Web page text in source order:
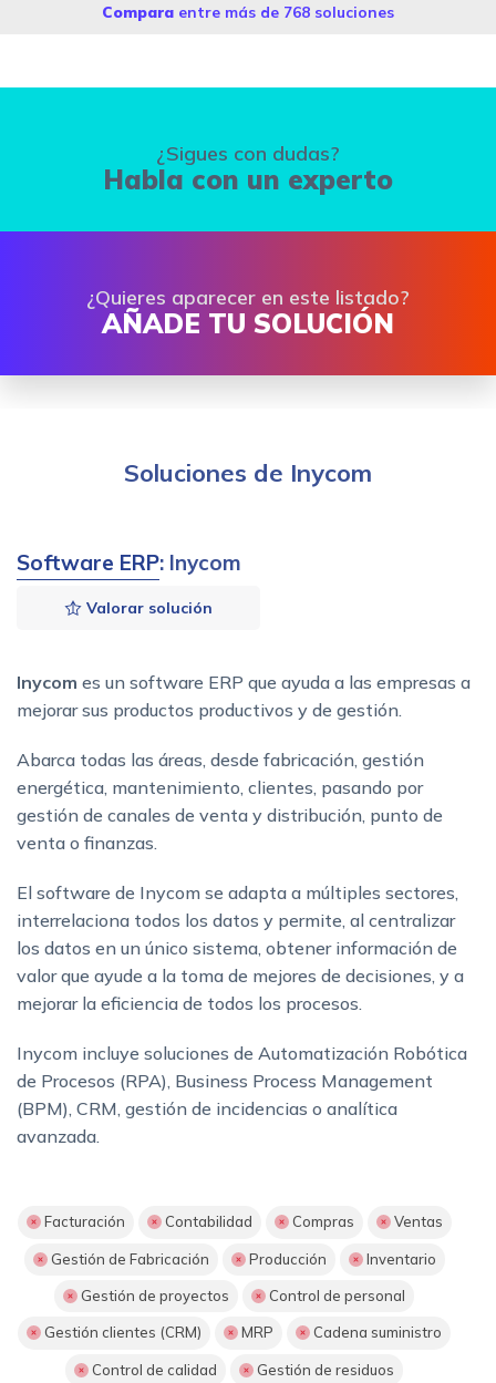
Compara entre más de 768 soluciones
¿Sigues con dudas?
Habla con un experto
¿Quieres aparecer en este listado?
AÑADE TU SOLUCIÓN
Soluciones de Inycom
Software ERP: Inycom
Valorar solución
Inycom es un software ERP que ayuda a las empresas a
mejorar sus productos productivos y de gestión.
Abarca todas las áreas, desde fabricación, gestión
energética, mantenimiento, clientes, pasando por
gestión de canales de venta y distribución, punto de
venta o finanzas.
El software de Inycom se adapta a múltiples sectores,
interrelaciona todos los datos y permite, al centralizar
los datos en un único sistema, obtener información de
valor que ayude a la toma de mejores de decisiones, y a
mejorar la eficiencia de todos los procesos.
Inycom incluye soluciones de Automatización Robótica
de Procesos (RPA), Business Process Management
(BPM), CRM, gestión de incidencias o analítica
avanzada.
Facturación Contabilidad Compras Ventas
Gestión de Fabricación Producción Inventario
Gestión de proyectos Control de personal
Gestión clientes (CRM) MRP Cadena suministro
Control de calidad Gestión de residuos